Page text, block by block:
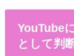
YouTube
として判